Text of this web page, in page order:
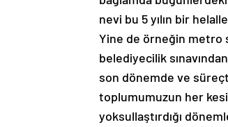
nevi bu 5 yılın bir
Yine de örneğin metro
belediyecilik
son dönemde ve
toplumumuzun her
yoksullaştırdığı